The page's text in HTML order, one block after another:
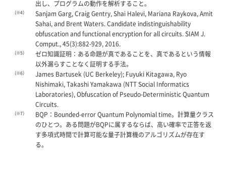
出し、プログラムの動作を解析すること。
（※4）
Sanjam Garg, Craig Gentry, Shai Halevi, Mariana Raykova, Amit
Sahai, and Brent Waters. Candidate indistinguishability
obfuscation and functional encryption for all circuits. SIAM J.
Comput., 45(3):882-929, 2016.
（※5）
ゼロ知識証明：ある命題が真であることを、真であるという情報
以外漏らすことなく証明する手法。
（※6）
James Bartusek (UC Berkeley); Fuyuki Kitagawa, Ryo
Nishimaki, Takashi Yamakawa (NTT Social Informatics
Laboratories), Obfuscation of Pseudo-Deterministic Quantum
Circuits.
（※7）
BQP：Bounded-error Quantum Polynomial time。計算量クラス
のひとつ。ある問題がBQPに属するならば、高い確率で正答を返
す多項式時間で計算可能な量子計算機のアルゴリズムが存在す
る。